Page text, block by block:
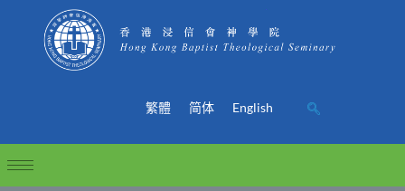
繁體 简体 English